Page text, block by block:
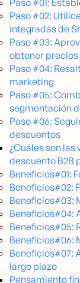
Paso #02:
integradas de
Paso #03:
obtener precios
Paso #04:
marketing
Paso #05:
segmentación
Paso #06:
descuentos
¿Cuáles son
descuento B2B
Beneficios#01:
Beneficios#02:
Beneficios#03:
Beneficios#04:
Beneficios#05:
Beneficios#06:
Beneficios#07:
largo plazo
Pensamiento